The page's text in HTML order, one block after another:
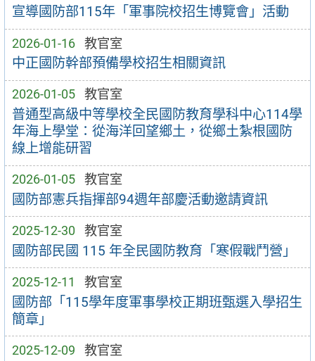
宣導國防部115年「軍事院校招生博覽會」活動
2026-01-16 教官室
中正國防幹部預備學校招生相關資訊
2026-01-05 教官室
普通型高級中等學校全民國防教育學科中心114學
年海上學堂：從海洋回望鄉土，從鄉土紮根國防
線上增能研習
2026-01-05 教官室
國防部憲兵指揮部94週年部慶活動邀請資訊
2025-12-30 教官室
國防部民國 115 年全民國防教育「寒假戰鬥營」
2025-12-11 教官室
國防部「115學年度軍事學校正期班甄選入學招生
簡章」
2025-12-09 教官室